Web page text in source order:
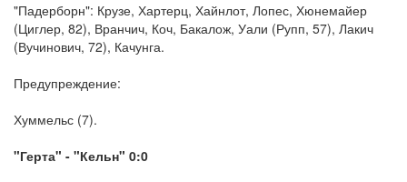
"Падерборн": Крузе, Хартерц, Хайнлот, Лопес, Хюнемайер
(Циглер, 82), Вранчич, Коч, Бакалож, Уали (Рупп, 57), Лакич
(Вучинович, 72), Качунга.
Предупреждение:
Хуммельс (7).
"Герта" - "Кельн" 0:0